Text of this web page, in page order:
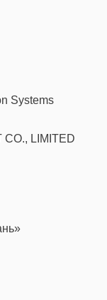
Systems
LIMITED